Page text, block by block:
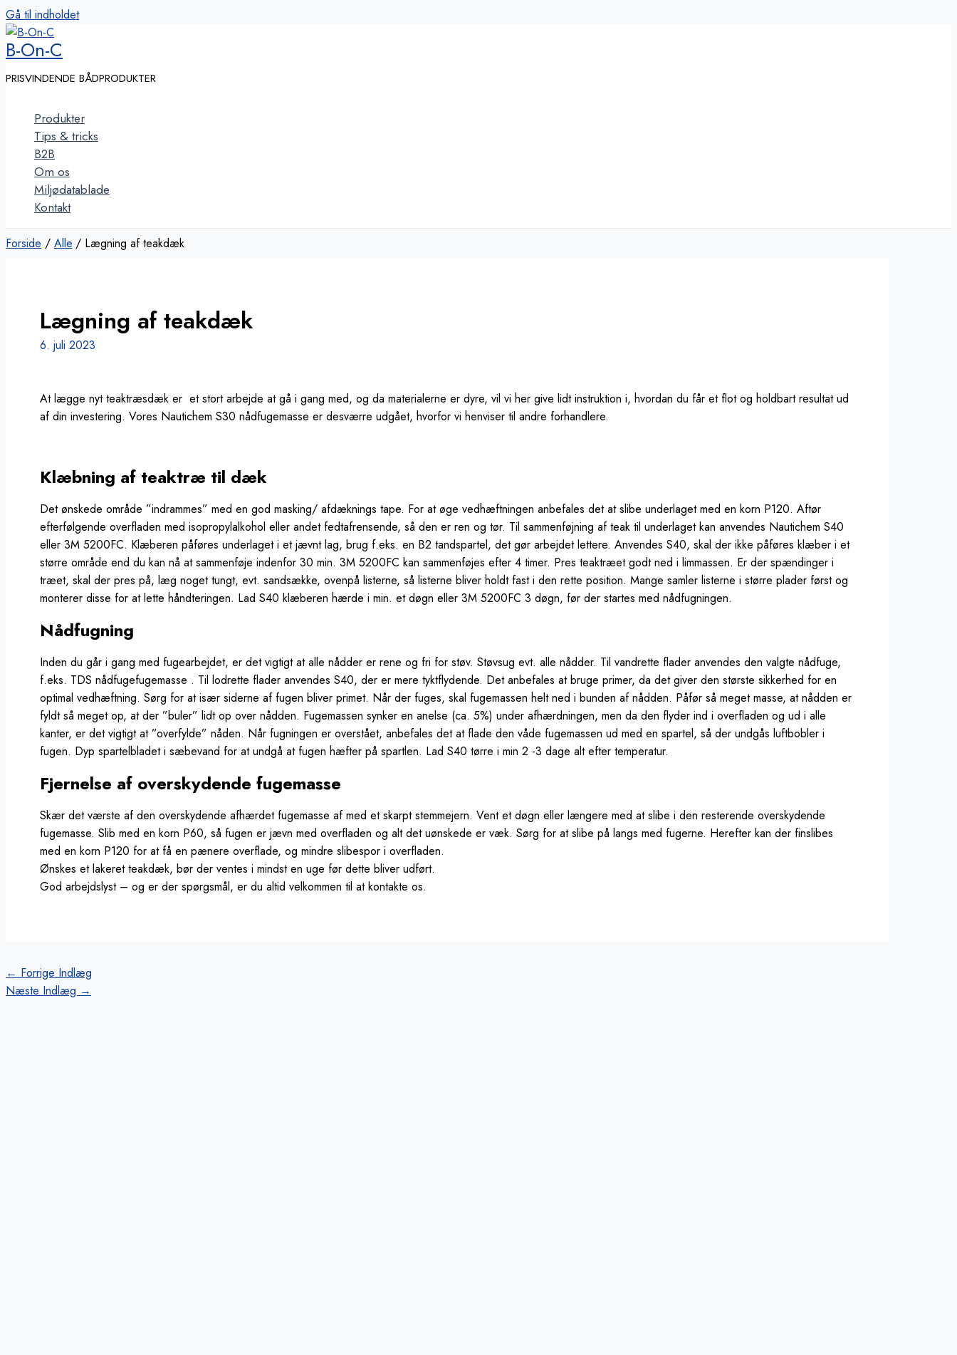
Gå til indholdet
B-On-C
PRISVINDENDE BÅDPRODUKTER
Produkter
Tips & tricks
B2B
Om os
Miljødatablade
Kontakt
Forside Alle Lægning af teakdæk
Lægning af teakdæk
6. juli 2023
At lægge nyt teaktræsdæk er et stort arbejde at gå i gang med, og da materialerne er dyre, vil vi her give lidt instruktion i, hvordan du får et flot og holdbart resultat ud
af din investering. Vores Nautichem S30 nådfugemasse er desværre udgået, hvorfor vi henviser til andre forhandlere.
Klæbning af teaktræ til dæk
Det ønskede område ”indrammes” med en god masking/ afdæknings tape. For at øge vedhæftningen anbefales det at slibe underlaget med en korn P120. Aftør
efterfølgende overfladen med isopropylalkohol eller andet fedtafrensende, så den er ren og tør. Til sammenføjning af teak til underlaget kan anvendes Nautichem S40
eller 3M 5200FC. Klæberen påføres underlaget i et jævnt lag, brug f.eks. en B2 tandspartel, det gør arbejdet lettere. Anvendes S40, skal der ikke påføres klæber i et
større område end du kan nå at sammenføje indenfor 30 min. 3M 5200FC kan sammenføjes efter 4 timer. Pres teaktræet godt ned i limmassen. Er der spændinger i
træet, skal der pres på, læg noget tungt, evt. sandsække, ovenpå listerne, så listerne bliver holdt fast i den rette position. Mange samler listerne i større plader først og
monterer disse for at lette håndteringen. Lad S40 klæberen hærde i min. et døgn eller 3M 5200FC 3 døgn, før der startes med nådfugningen.
Nådfugning
Inden du går i gang med fugearbejdet, er det vigtigt at alle nådder er rene og fri for støv. Støvsug evt. alle nådder. Til vandrette flader anvendes den valgte nådfuge,
f.eks. TDS nådfugefugemasse . Til lodrette flader anvendes S40, der er mere tyktflydende. Det anbefales at bruge primer, da det giver den største sikkerhed for en
optimal vedhæftning. Sørg for at især siderne af fugen bliver primet. Når der fuges, skal fugemassen helt ned i bunden af nådden. Påfør så meget masse, at nådden er
fyldt så meget op, at der ”buler” lidt op over nådden. Fugemassen synker en anelse (ca. 5%) under afhærdningen, men da den flyder ind i overfladen og ud i alle
kanter, er det vigtigt at ”overfylde” nåden. Når fugningen er overstået, anbefales det at flade den våde fugemassen ud med en spartel, så der undgås luftbobler i
fugen. Dyp spartelbladet i sæbevand for at undgå at fugen hæfter på spartlen. Lad S40 tørre i min 2 -3 dage alt efter temperatur.
Fjernelse af overskydende fugemasse
Skær det værste af den overskydende afhærdet fugemasse af med et skarpt stemmejern. Vent et døgn eller længere med at slibe i den resterende overskydende
fugemasse. Slib med en korn P60, så fugen er jævn med overfladen og alt det uønskede er væk. Sørg for at slibe på langs med fugerne. Herefter kan der finslibes
med en korn P120 for at få en pænere overflade, og mindre slibespor i overfladen.
Ønskes et lakeret teakdæk, bør der ventes i mindst en uge før dette bliver udført.
God arbejdslyst – og er der spørgsmål, er du altid velkommen til at kontakte os.
← Forrige Indlæg
Næste Indlæg →